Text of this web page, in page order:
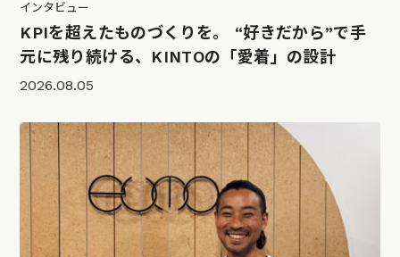
インタビュー
KPIを超えたものづくりを。 “好きだから”で手
元に残り続ける、KINTOの「愛着」の設計
2026.08.05